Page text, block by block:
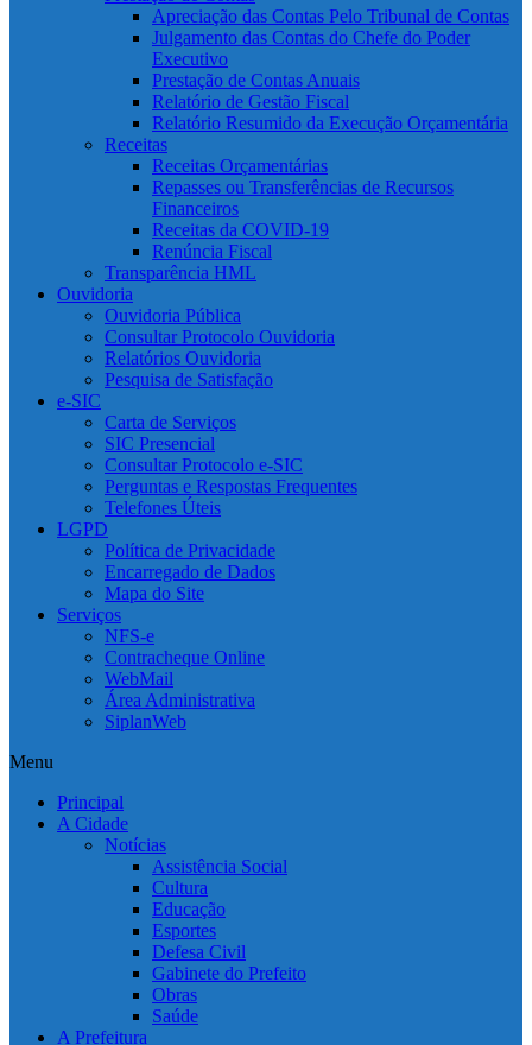
Apreciação das Contas Pelo Tribunal de Contas
Julgamento das Contas do Chefe do Poder
Executivo
Prestação de Contas Anuais
Relatório de Gestão Fiscal
Relatório Resumido da Execução Orçamentária
Receitas
Receitas Orçamentárias
Repasses ou Transferências de Recursos
Financeiros
Receitas da COVID-19
Renúncia Fiscal
Transparência HML
Ouvidoria
Ouvidoria Pública
Consultar Protocolo Ouvidoria
Relatórios Ouvidoria
Pesquisa de Satisfação
e-SIC
Carta de Serviços
SIC Presencial
Consultar Protocolo e-SIC
Perguntas e Respostas Frequentes
Telefones Úteis
LGPD
Política de Privacidade
Encarregado de Dados
Mapa do Site
Serviços
NFS-e
Contracheque Online
WebMail
Área Administrativa
SiplanWeb
Menu
Principal
A Cidade
Notícias
Assistência Social
Cultura
Educação
Esportes
Defesa Civil
Gabinete do Prefeito
Obras
Saúde
A Prefeitura